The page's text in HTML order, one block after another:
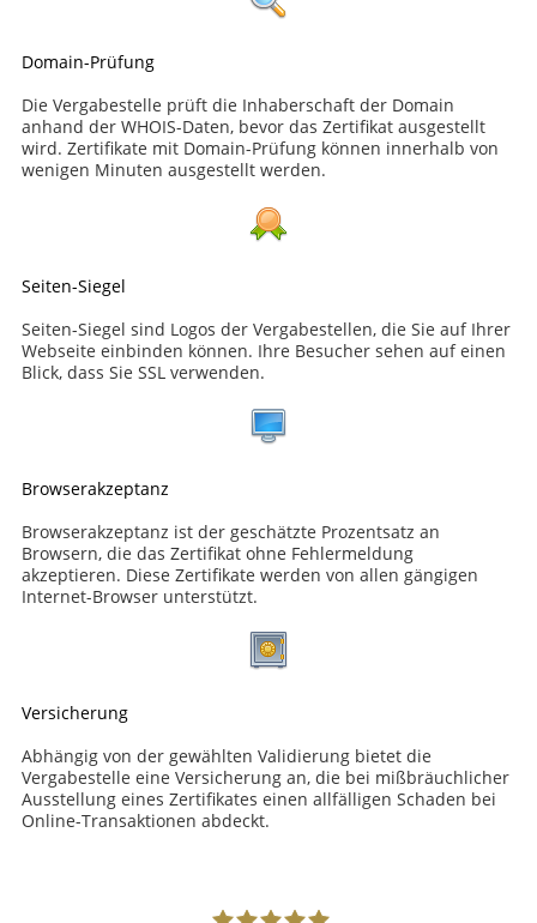
Domain-Prüfung
Die Vergabestelle prüft die Inhaberschaft der Domain
anhand der WHOIS-Daten, bevor das Zertifikat ausgestellt
wird. Zertifikate mit Domain-Prüfung können innerhalb von
wenigen Minuten ausgestellt werden.
Seiten-Siegel
Seiten-Siegel sind Logos der Vergabestellen, die Sie auf Ihrer
Webseite einbinden können. Ihre Besucher sehen auf einen
Blick, dass Sie SSL verwenden.
Browserakzeptanz
Browserakzeptanz ist der geschätzte Prozentsatz an
Browsern, die das Zertifikat ohne Fehlermeldung
akzeptieren. Diese Zertifikate werden von allen gängigen
Internet-Browser unterstützt.
Versicherung
Abhängig von der gewählten Validierung bietet die
Vergabestelle eine Versicherung an, die bei mißbräuchlicher
Ausstellung eines Zertifikates einen allfälligen Schaden bei
Online-Transaktionen abdeckt.